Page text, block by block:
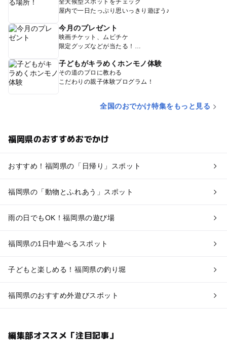
全天候型スポットをチェック
屋内で一日たっぷり思いっきり遊ぼう♪
今月のプレゼント
映画チケット、ムビチケ
限定グッズなどが当たる！
子どもがキラめくホンモノ体験
その道のプロに教わる
こだわりの親子体験プログラム！
全国のおでかけ特集をもっと見る
福岡県のおすすめおでかけ
おすすめ！福岡県の「日帰り」スポット
福岡県の「動物とふれあう」スポット
雨の日でもOK！福岡県の遊び場
福岡県の1日中遊べるスポット
子どもと楽しめる！福岡県の釣り堀
福岡県のおすすめ外遊びスポット
編集部オススメ「注目記事」